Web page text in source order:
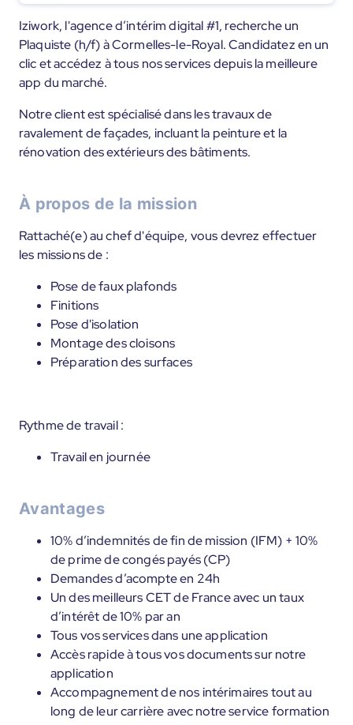
Iziwork, l'agence d’intérim digital #1, recherche un
Plaquiste (h/f) à Cormelles-le-Royal. Candidatez en un
clic et accédez à tous nos services depuis la meilleure
app du marché.
Notre client est spécialisé dans les travaux de
ravalement de façades, incluant la peinture et la
rénovation des extérieurs des bâtiments.
À propos de la mission
Rattaché(e) au chef d'équipe, vous devrez effectuer
les missions de :
Pose de faux plafonds
Finitions
Pose d'isolation
Montage des cloisons
Préparation des surfaces
Rythme de travail :
Travail en journée
Avantages
10% d’indemnités de fin de mission (IFM) + 10%
de prime de congés payés (CP)
Demandes d’acompte en 24h
Un des meilleurs CET de France avec un taux
d’intérêt de 10% par an
Tous vos services dans une application
Accès rapide à tous vos documents sur notre
application
Accompagnement de nos intérimaires tout au
long de leur carrière avec notre service formation